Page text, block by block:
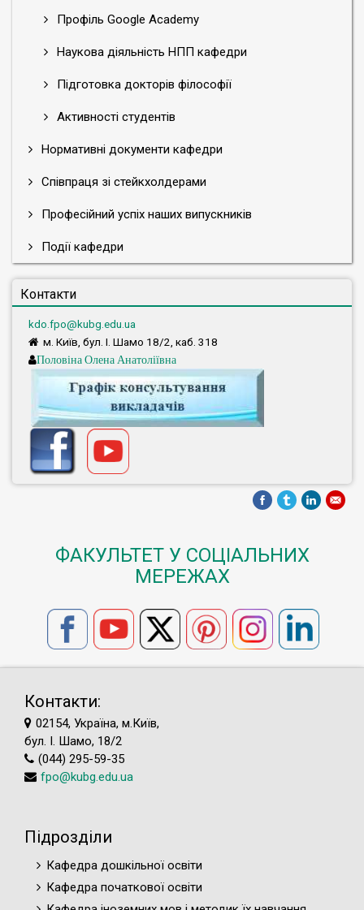
Профіль Google Academy
Наукова діяльність НПП кафедри
Підготовка докторів філософії
Активності студентів
Нормативні документи кафедри
Співпраця зі стейкхолдерами
Професійний успіх наших випускників
Події кафедри
Контакти
kdo.fpo@kubg.edu.ua
м. Київ, бул. І. Шамо 18/2, каб. 318
Половіна Олена Анатоліївна
ФАКУЛЬТЕТ У СОЦІАЛЬНИХ
МЕРЕЖАХ
Контакти:
02154, Україна, м.Київ,
бул. І. Шамо, 18/2
(044) 295-59-35
fpo@kubg.edu.ua
Підрозділи
Кафедра дошкільної освіти
Кафедра початкової освіти